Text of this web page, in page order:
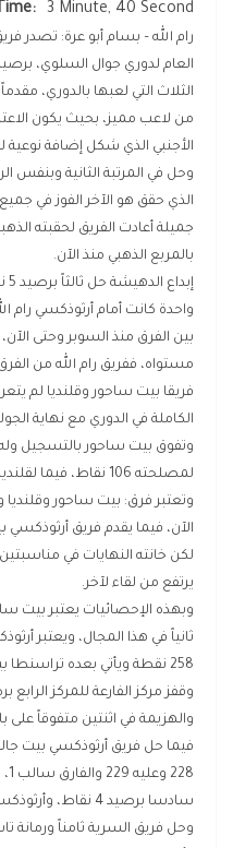
3 Minute, 40 Second
رام الله – بسام أبو عرة: تصدر
الثلاث التي لعبها بالدوري،
من لاعب مميز، بحيث يكون
الأجنبي الذي شكل إضافة نوعية
الذي حقق هو الآخر الفوز في
جميلة أعادت الفريق لحقبته
بالمربع الذهبي منذ الآن.
واحدة كانت أمام أرثوذكسي رام
بين الفرق منذ السوبر وحتى
مستواه، ففريق رام الله من
فريقا بيت ساحور وقلنديا لم
لمصلحته 106 نقاط، فيما لقلنديا 263 وعليه 206 والفارق 57 نقطة.
وتعتبر فرق: بيت ساحور وقلنديا
الآن، فيما يقدم فريق
لكن خانته النهايات في
يرتفع من لقاء لآخر.
وبهذه الإحصائيات يعتبر بيت
ثانياً في هذا المجال، ويعتبر
258 نقطة ويأتي بعده تراسنطا بيت حنينا 254 ثم رمانة 253.
والهزيمة في اثنتين متفوقاً على
سادسا برصيد 4
وحل فريق السرية ثامناً ورمانة